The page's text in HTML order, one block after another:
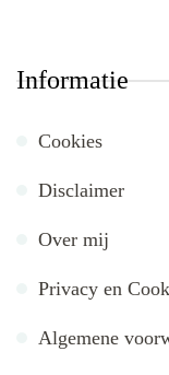
Informatie
Cookies
Disclaimer
Over mij
Privacy en
Algemene